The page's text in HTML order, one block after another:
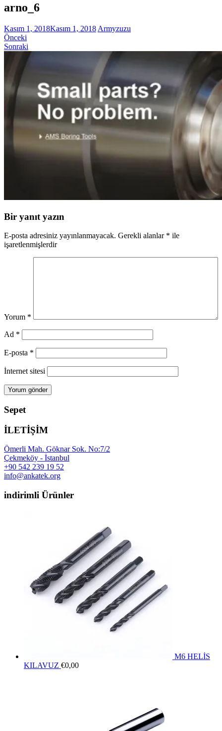
arno_6
Kasım 1, 2018Kasım 1, 2018 Armyzuzu
Önceki
Sonraki
Bir yanıt yazın
E-posta adresiniz yayınlanmayacak. Gerekli alanlar * ile
işaretlenmişlerdir
Yorum *
Ad *
E-posta *
İnternet sitesi
Sepet
İLETİŞİM
Ömerli Mah. Göknar Sok. No:7/2
Çekmeköy - İstanbul
+90 542 239 19 52
info@ankatek.org
indirimli Ürünler
M6 HELİS
KILAVUZ €0,00